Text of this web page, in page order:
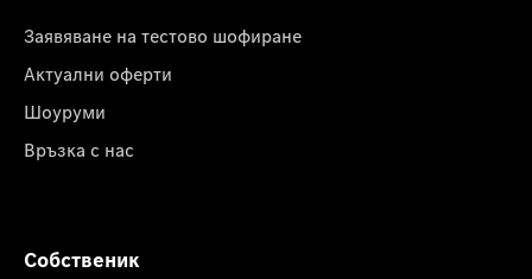
Заявяване на тестово шофиране
Актуални оферти
Шоуруми
Връзка с нас
Собственик